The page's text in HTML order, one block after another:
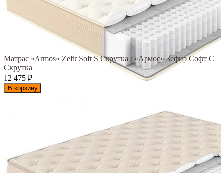
Матрас «Armos» Zefir Soft S Скрутка / «Армос» Зефир Софт С
Скрутка
12 475 ₽
В корзину